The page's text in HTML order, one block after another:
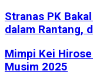
Stranas PK
dalam Rantang,
Mimpi Kei
Musim 2025